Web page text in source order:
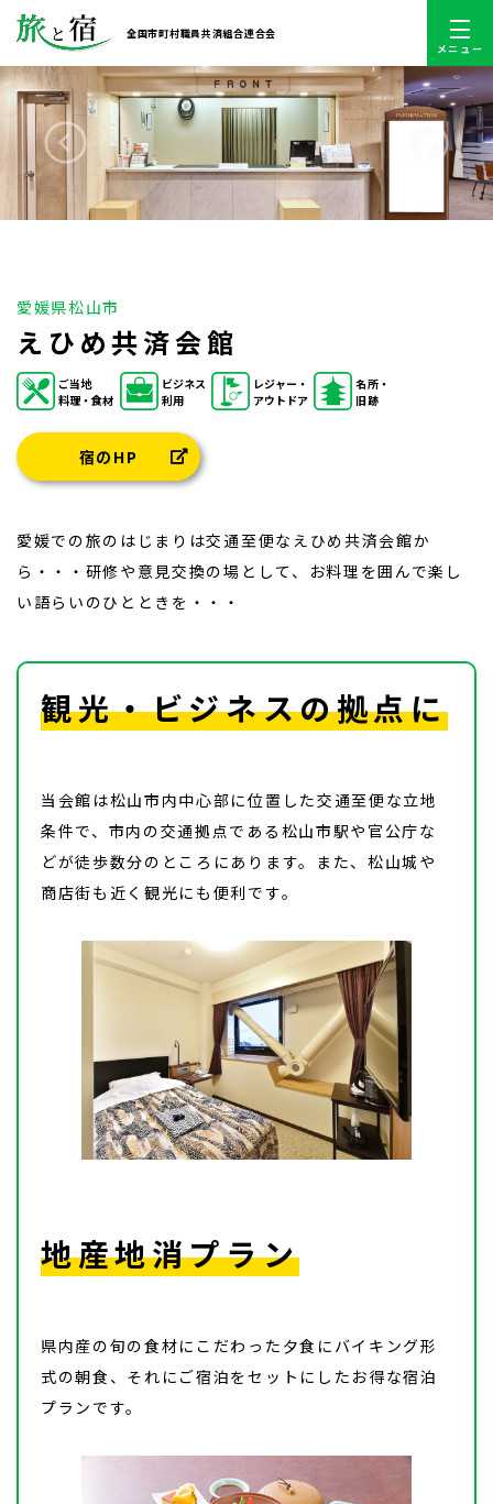
全国市町村職員共済組合連合会
愛媛県松山市
えひめ共済会館
ご当地
料理・食材
ビジネス
利用
レジャー・
アウトドア
名所・
旧跡
宿のHP
愛媛での旅のはじまりは交通至便なえひめ共済会館か
ら・・・研修や意見交換の場として、お料理を囲んで楽し
い語らいのひとときを・・・
観光・ビジネスの拠点に
当会館は松山市内中心部に位置した交通至便な立地
条件で、市内の交通拠点である松山市駅や官公庁な
どが徒歩数分のところにあります。また、松山城や
商店街も近く観光にも便利です。
地産地消プラン
県内産の旬の食材にこだわった夕食にバイキング形
式の朝食、それにご宿泊をセットにしたお得な宿泊
プランです。
メニュー